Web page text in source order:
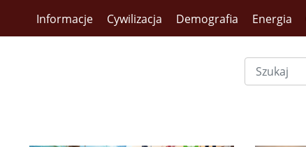
Informacje Cywilizacja Demografia Energia